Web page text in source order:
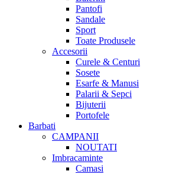
Pantofi
Sandale
Sport
Toate Produsele
Accesorii
Curele & Centuri
Sosete
Esarfe & Manusi
Palarii & Sepci
Bijuterii
Portofele
Barbati
CAMPANII
NOUTATI
Imbracaminte
Camasi